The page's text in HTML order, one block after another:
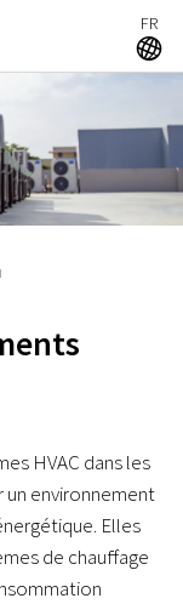
FR
A
HVAC dans les
environnement
Elles
de chauffage